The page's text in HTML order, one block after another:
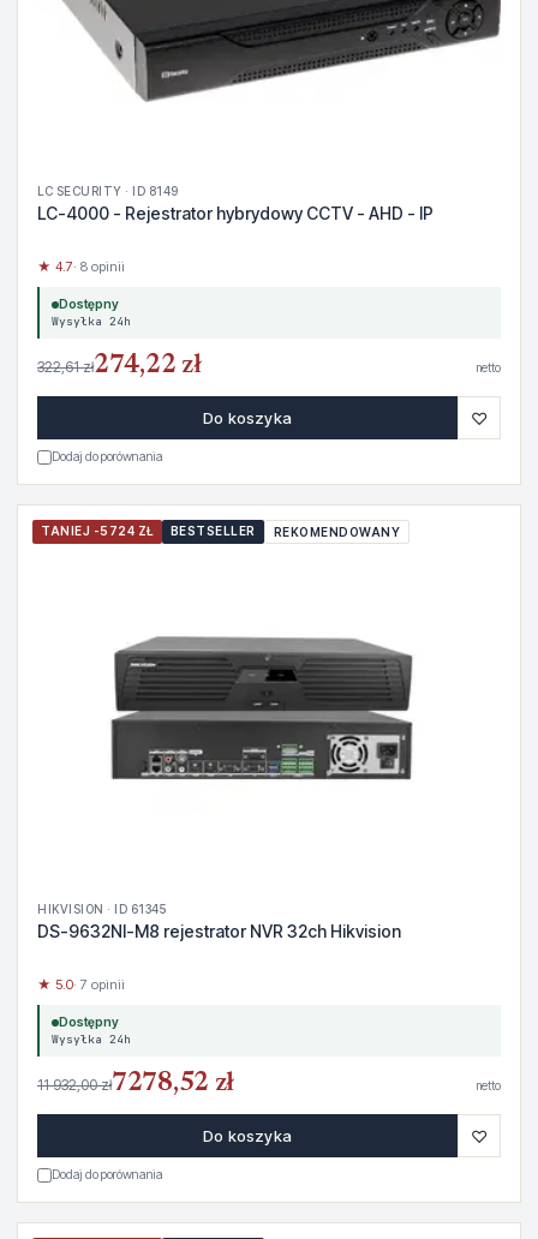
LC SECURITY · ID 8149
LC-4000 - Rejestrator hybrydowy CCTV - AHD - IP
★ 4.7· 8 opinii
Dostępny
Wysyłka 24h
322,61 zł274,22 zł netto
Do koszyka ♡
Dodaj do porównania
TANIEJ -5724 ZŁ BESTSELLER REKOMENDOWANY
HIKVISION · ID 61345
DS-9632NI-M8 rejestrator NVR 32ch Hikvision
★ 5.0· 7 opinii
Dostępny
Wysyłka 24h
11 932,00 zł7278,52 zł netto
Do koszyka ♡
Dodaj do porównania